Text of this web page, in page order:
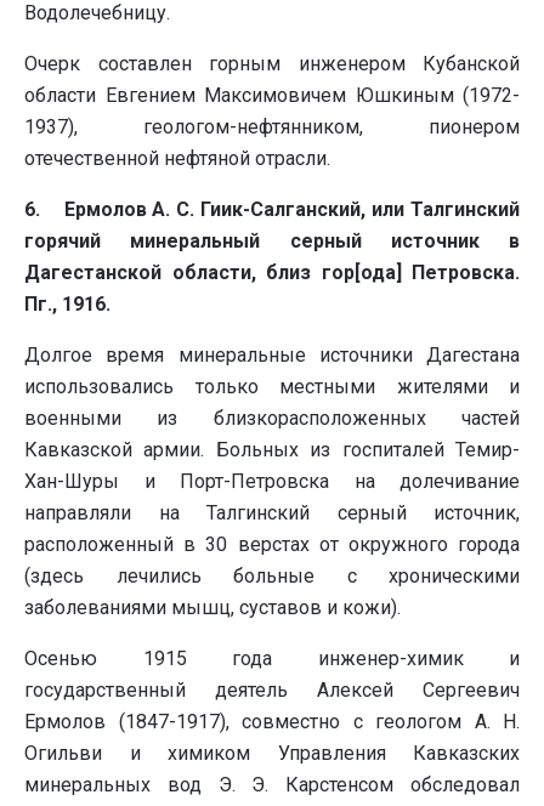
Водолечебницу.
Очерк составлен горным инженером Кубанской
области Евгением Максимовичем Юшкиным (1972-
1937), геологом-нефтянником, пионером
отечественной нефтяной отрасли.
6. Ермолов А. С. Гиик-Салганский, или Талгинский
горячий минеральный серный источник в
Дагестанской области, близ гор[ода] Петровска.
Пг., 1916.
Долгое время минеральные источники Дагестана
использовались только местными жителями и
военными из близкорасположенных частей
Кавказской армии. Больных из госпиталей Темир-
Хан-Шуры и Порт-Петровска на долечивание
направляли на Талгинский серный источник,
расположенный в 30 верстах от окружного города
(здесь лечились больные с хроническими
заболеваниями мышц, суставов и кожи).
Осенью 1915 года инженер-химик и
государственный деятель Алексей Сергеевич
Ермолов (1847-1917), совместно с геологом А. Н.
Огильви и химиком Управления Кавказских
минеральных вод Э. Э. Карстенсом обследовал